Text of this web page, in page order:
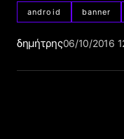
android banner
δημήτρης06/10/2016